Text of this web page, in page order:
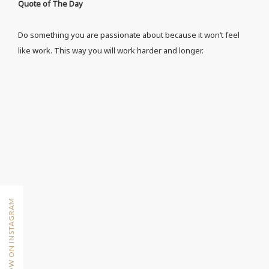
Quote of The Day
Do something you are passionate about because it won’t feel
like work. This way you will work harder and longer.
FOLLOW ON INSTAGRAM